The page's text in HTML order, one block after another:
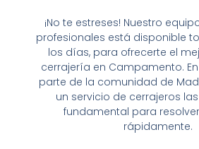
¡No te estreses! Nuestro
profesionales está disponible
los días, para ofrecerte el
cerrajería en Campamento.
parte de la comunidad de
un servicio de cerrajeros
fundamental para
rápidamente.